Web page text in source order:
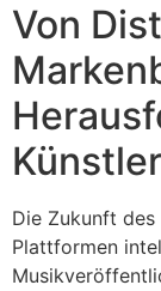
Von
Künstler
Die Zukunft
Plattformen